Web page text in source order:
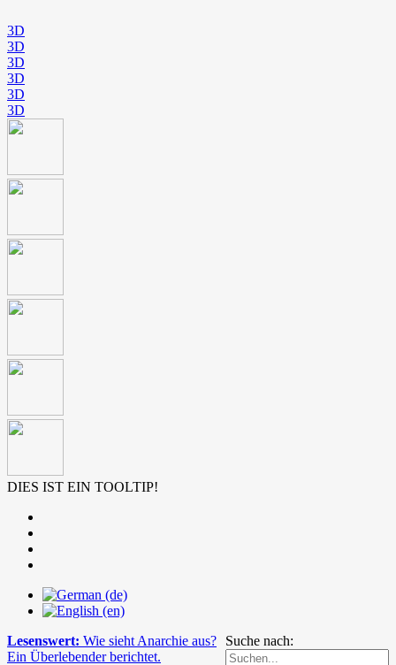
3D
3D
3D
3D
3D
3D
DIES IST EIN TOOLTIP!
Suche nach:
Lesenswert: Wie sieht Anarchie aus?
Ein Überlebender berichtet.